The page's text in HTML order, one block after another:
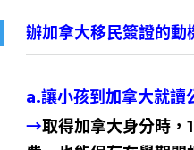
辦加拿大移民簽證的動
a.讓小孩到加拿大就讀
→取得加拿大身分時，